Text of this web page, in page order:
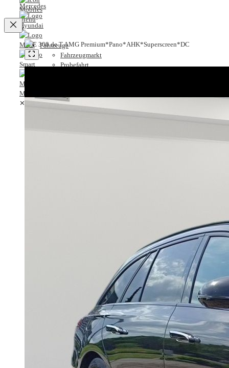
✕
Fahrzeuge
Fahrzeugmarkt
Probefahrt
Servicetermin
✕
Anfahrt & Öffnungszeiten
Servicetermin
Ansprechpartner
Probefahrt
Nutzfahrzeugzentrum